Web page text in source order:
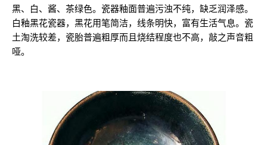
黑、白、酱、茶绿色。瓷器釉面普遍污浊不纯，缺乏润泽感。
白釉黑花瓷器，黑花用笔简洁，线条明快，富有生活气息。瓷
土淘洗较差，瓷胎普遍粗厚而且烧结程度也不高，敲之声音粗
哑。